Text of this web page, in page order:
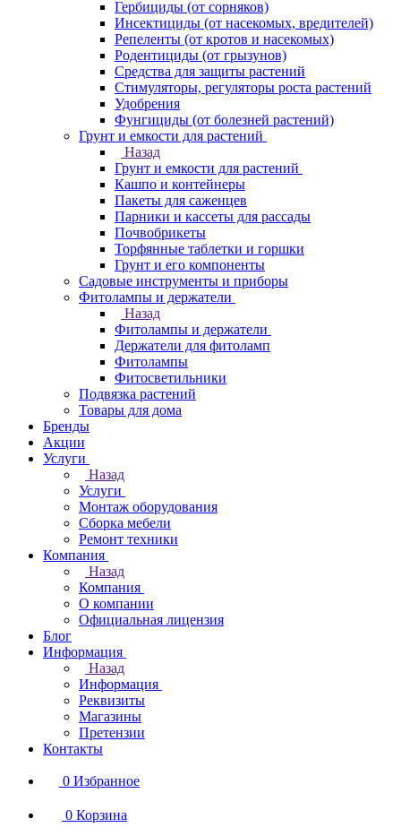
Гербициды (от сорняков)
Инсектициды (от насекомых, вредителей)
Репеленты (от кротов и насекомых)
Родентициды (от грызунов)
Средства для защиты растений
Стимуляторы, регуляторы роста растений
Удобрения
Фунгициды (от болезней растений)
Грунт и емкости для растений
Назад
Грунт и емкости для растений
Кашпо и контейнеры
Пакеты для саженцев
Парники и кассеты для рассады
Почвобрикеты
Торфянные таблетки и горшки
Грунт и его компоненты
Садовые инструменты и приборы
Фитолампы и держатели
Назад
Фитолампы и держатели
Держатели для фитоламп
Фитолампы
Фитосветильники
Подвязка растений
Товары для дома
Бренды
Акции
Услуги
Назад
Услуги
Монтаж оборудования
Сборка мебели
Ремонт техники
Компания
Назад
Компания
О компании
Официальная лицензия
Блог
Информация
Назад
Информация
Реквизиты
Магазины
Претензии
Контакты
0 Избранное
0 Корзина